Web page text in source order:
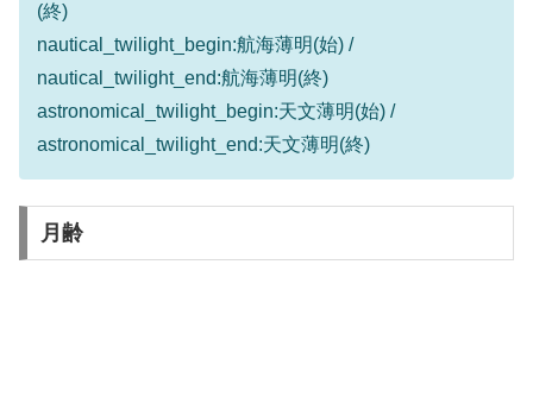
(終)
nautical_twilight_begin:航海薄明(始) /
nautical_twilight_end:航海薄明(終)
astronomical_twilight_begin:天文薄明(始) /
astronomical_twilight_end:天文薄明(終)
月齢